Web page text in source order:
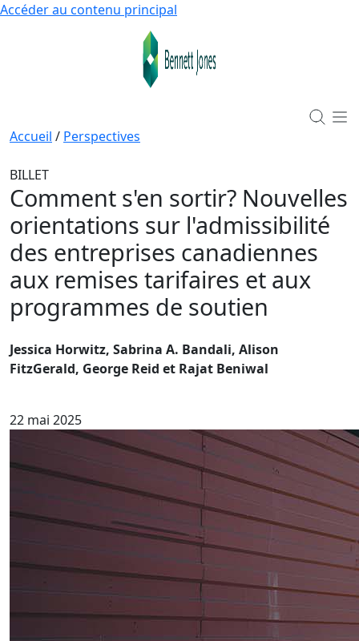
Accéder au contenu principal
Accueil / Perspectives
BILLET
Comment s'en sortir? Nouvelles
orientations sur l'admissibilité
des entreprises canadiennes
aux remises tarifaires et aux
programmes de soutien
Jessica Horwitz, Sabrina A. Bandali, Alison
FitzGerald, George Reid et Rajat Beniwal
22 mai 2025